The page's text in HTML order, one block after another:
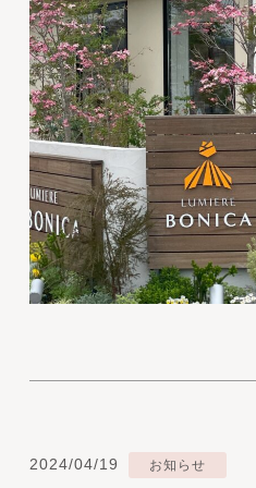
2024/04/19 お知らせ